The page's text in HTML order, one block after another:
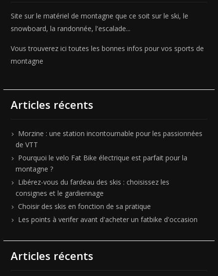
Site sur le matériel de montagne que ce soit sur le ski, le
snowboard, la randonnée, l'escalade...
Vous trouverez ici toutes les bonnes infos pour vos sports de
montagne
Articles récents
Morzine : une station incontournable pour les passionnées
de VTT
Pourquoi le velo Fat Bike électrique est parfait pour la
montagne ?
Libérez-vous du fardeau des skis : choisissez les
consignes et le gardiennage
Choisir des skis en fonction de sa pratique
Les points à verifer avant d'acheter un fatbike d'occasion
Articles récents